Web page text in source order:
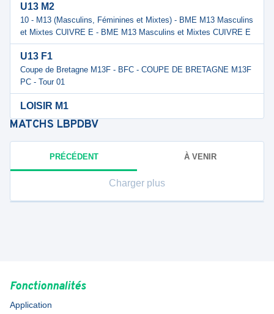
U13 M2
10 - M13 (Masculins, Féminines et Mixtes) - BME M13 Masculins
et Mixtes CUIVRE E - BME M13 Masculins et Mixtes CUIVRE E
U13 F1
Coupe de Bretagne M13F - BFC - COUPE DE BRETAGNE M13F
PC - Tour 01
LOISIR M1
MATCHS LBPDBV
PRÉCÉDENT À VENIR
Charger plus
Fonctionnalités
Application